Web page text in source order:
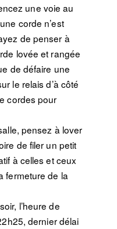
une voie au
corde n’est
de penser à
lovée et rangée
de défaire une
le relais d’à côté
cordes pour
pensez à lover
de filer un petit
à celles et ceux
fermeture de la
l’heure de
dernier délai